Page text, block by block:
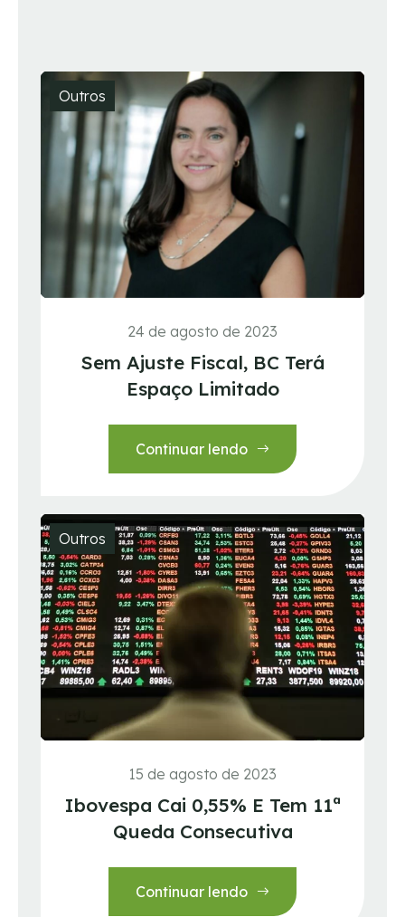
Outros
24 de agosto de 2023
Sem Ajuste Fiscal, BC Terá
Espaço Limitado
Continuar lendo
Outros
15 de agosto de 2023
Ibovespa Cai 0,55% E Tem 11ª
Queda Consecutiva
Continuar lendo